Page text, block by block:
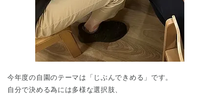
今年度の自園のテーマは「じぶんできめる」です。
自分で決める為には多様な選択肢、